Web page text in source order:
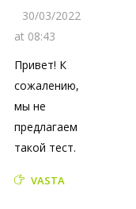
30/03/2022
at 08:43
Привет! К
сожалению,
мы не
предлагаем
такой тест.
VASTA